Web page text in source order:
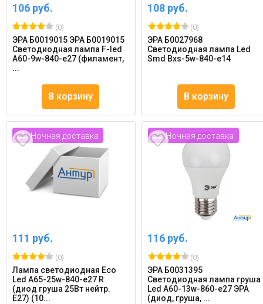
106 руб.
(0)
ЭРА Б0019015 ЭРА Б0019015
Светодиодная лампа F-led
A60-9w-840-e27 (филамент,
...
В корзину
108 руб.
(0)
ЭРА Б0027968
Светодиодная лампа Led
Smd Bxs-5w-840-e14
В корзину
Ночная доставка
111 руб.
(0)
Лампа светодиодная Eco
Led A65-25w-840-e27 R
(диод груша 25Вт нейтр.
E27) (10...
Ночная доставка
116 руб.
(0)
ЭРА Б0031395
Светодиодная лампа груша
Led A60-13w-860-e27 ЭРА
(диод, груша, ...